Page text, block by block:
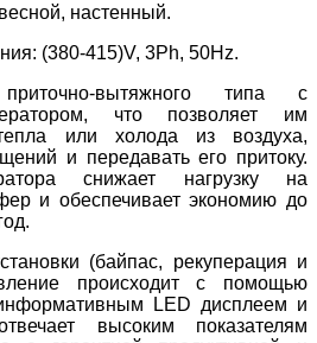
настенный.
(380-415)V, 3Ph, 50Hz.
вытяжного типа с
что позволяет им
или холода из воздуха,
и передавать его притоку.
снижает нагрузку на
и обеспечивает экономию до
(байпас, рекуперация и
происходит с помощью
LED дисплеем и
высоким показателям